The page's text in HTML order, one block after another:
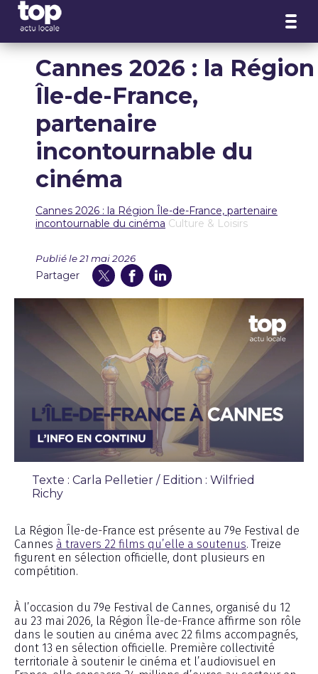
Cannes 2026 : la Région
Île-de-France,
partenaire
incontournable du
cinéma
Cannes 2026 : la Région Île-de-France, partenaire
incontournable du cinéma Culture & Loisirs
Publié le 21 mai 2026
Partager
Texte : Carla Pelletier / Edition : Wilfried
Richy
La Région Île-de-France est présente au 79e Festival de
Cannes à travers 22 films qu’elle a soutenus. Treize
figurent en sélection officielle, dont plusieurs en
compétition.
À l’occasion du 79e Festival de Cannes, organisé du 12
au 23 mai 2026, la Région Île-de-France affirme son rôle
dans le soutien au cinéma avec 22 films accompagnés,
dont 13 en sélection officielle. Première collectivité
territoriale à soutenir le cinéma et l’audiovisuel en
Panneau de gestion des cookies